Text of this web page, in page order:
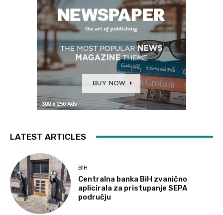
LATEST ARTICLES
BIH
Centralna banka BiH zvanično
aplicirala za pristupanje SEPA
području